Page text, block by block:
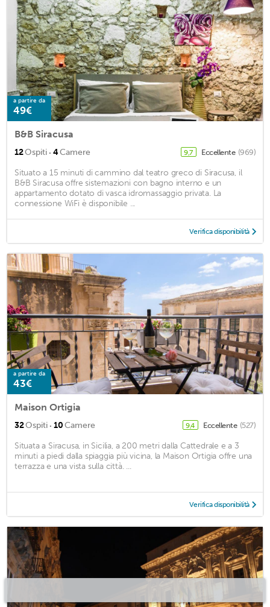
a partire da
49€
B&B Siracusa
12Ospiti · 4Camere 9,7 Eccellente (969)
Situato a 15 minuti di cammino dal teatro greco di Siracusa, il
B&B Siracusa offre sistemazioni con bagno interno e un
appartamento dotato di vasca idromassaggio privata. La
connessione WiFi è disponibile ...
Verifica disponibilità
a partire da
43€
Maison Ortigia
32Ospiti · 10Camere 9,4 Eccellente (527)
Situata a Siracusa, in Sicilia, a 200 metri dalla Cattedrale e a 3
minuti a piedi dalla spiaggia più vicina, la Maison Ortigia offre una
terrazza e una vista sulla città. ...
Verifica disponibilità